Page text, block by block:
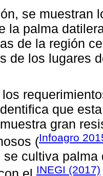
se muestran
la palma
de la región
de los lugares
que
gran
(Infoagro
se cultiva
INEGI (2017)